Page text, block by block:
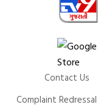
Contact Us
Complaint Redressal